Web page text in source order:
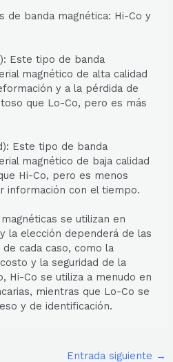
de banda magnética: Hi-Co y
Este tipo de banda
magnético de alta calidad
y a la pérdida de
que Lo-Co, pero es más
Este tipo de banda
magnético de baja calidad
Hi-Co, pero es menos
información con el tiempo.
se utilizan en
la elección dependerá de las
cada caso, como la
y la seguridad de la
Hi-Co se utiliza a menudo en
mientras que Lo-Co se
y de identificación.
Entrada siguiente →